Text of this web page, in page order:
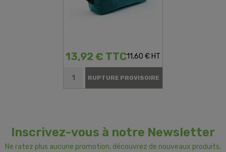
13,92 € TTC11,60 € HT
RUPTURE PROVISOIRE
Inscrivez-vous à notre Newsletter
Ne ratez plus aucune promotion, découvrez de nouveaux produits,